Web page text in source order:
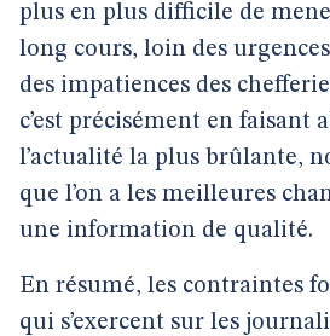
plus en plus difficile de
long cours, loin des
des impatiences des
c’est précisément en faisant
l’actualité la plus brûlante,
que l’on a les meilleures
une information de qualité.
En résumé, les contraintes
qui s’exercent sur les